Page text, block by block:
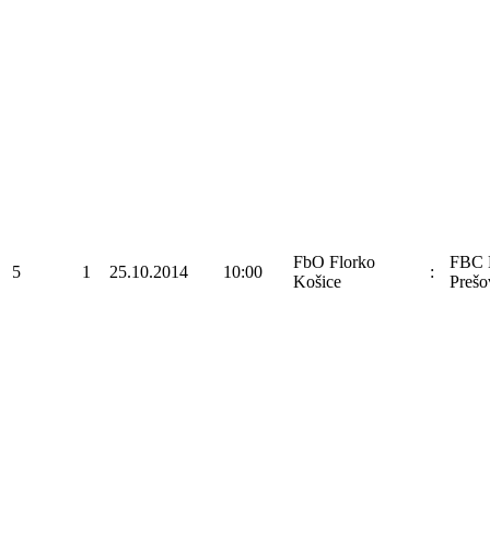
5 1 25.10.2014 10:00
FbO Florko
Košice
:
FBC